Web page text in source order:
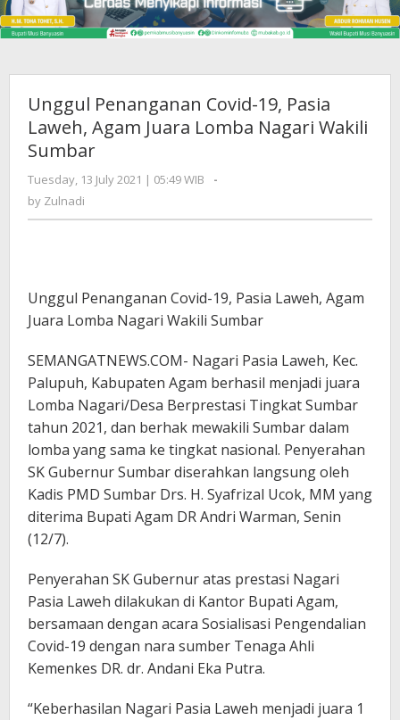
Unggul Penanganan Covid-19, Pasia
Laweh, Agam Juara Lomba Nagari Wakili
Sumbar
Tuesday, 13 July 2021 | 05:49 WIB
by
-
by Zulnadi
Unggul Penanganan Covid-19, Pasia Laweh, Agam
Juara Lomba Nagari Wakili Sumbar
SEMANGATNEWS.COM- Nagari Pasia Laweh, Kec.
Palupuh, Kabupaten Agam berhasil menjadi juara
Lomba Nagari/Desa Berprestasi Tingkat Sumbar
tahun 2021, dan berhak mewakili Sumbar dalam
lomba yang sama ke tingkat nasional. Penyerahan
SK Gubernur Sumbar diserahkan langsung oleh
Kadis PMD Sumbar Drs. H. Syafrizal Ucok, MM yang
diterima Bupati Agam DR Andri Warman, Senin
(12/7).
Penyerahan SK Gubernur atas prestasi Nagari
Pasia Laweh dilakukan di Kantor Bupati Agam,
bersamaan dengan acara Sosialisasi Pengendalian
Covid-19 dengan nara sumber Tenaga Ahli
Kemenkes DR. dr. Andani Eka Putra.
“Keberhasilan Nagari Pasia Laweh menjadi juara 1